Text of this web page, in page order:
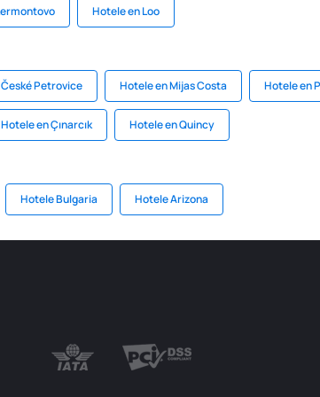
Hotele en Loo
Petrovice Hotele en Mijas Costa Hotele en
Hotele en Çınarcık Hotele en Quincy
Hotele Bulgaria Hotele Arizona